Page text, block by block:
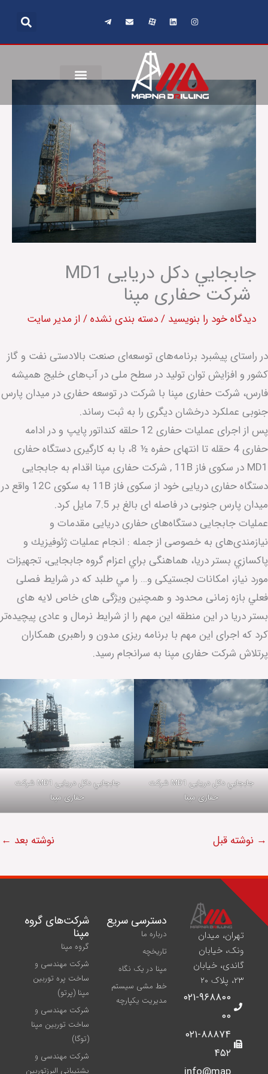
محتوا
جابجايي دکل دریایی MD1
شرکت حفاری مپنا
دیدگاه‌ خود را بنویسید /دسته بندی نشده/ از مدیر سایت
در راستای پیشبرد برنامه‌های توسعه‌ای صنعت بالادستی نفت و گاز
کشور و افزایش توان تولید در سطح ملی در آب‌های خلیج همیشه
فارس، شرکت حفاری مپنا با شرکت در توسعه حفاری در میدان پارس
جنوبی عملکرد درخشان دیگری را به ثبت رساند.
پس از اجرای عملیات حفاری 12 حلقه کنداتور پایپ و در ادامه
حفاری 4 حقله تا انتهای حفره ½ 8، با به کارگیری دستگاه حفاری
MD1 در سکوی فاز 11B , شرکت حفاری مپنا اقدام به جابجایی
دستگاه حفاری دریایی خود از سکوی فاز 11B به سکوی 12C واقع در
میدان پارس جنوبی در فاصله ای بالغ بر 7.5 مایل كرد.
عملیات جابجایی دستگاه‌های حفاری دریایی مقدمات و
نیازمندی‌های به خصوصی از جمله : انجام عمليات ژئوفيزيك و
پاكسازي بستر دريا، هماهنگی براي اعزام گروه جابجایی، تجهیزات
مورد نیاز، امکانات لجستیکی و… را مي طلبد که در شرایط فصلی
فعلي بازه زمانی محدود و همچنین ویژگی های خاص لایه های
بستر دریا در این منطقه این مهم را از شرایط نرمال و عادی پیچیده‌تر
كرد که اجرای این مهم با برنامه ریزی مدون و راهبری همكاران
پرتلاش شركت حفاری مپنا به سرانجام رسيد.
جابجايي دکل دریایی MD1 شرکت
حفاری مپنا
جابجايي دکل دریایی MD1 شرکت
حفاری مپنا
→ نوشته قبل نوشته بعد ←
تهران، میدان
ونک، خیابان
گاندی، خیابان
۲۳، پلاک ۲۰
۰۲۱-۹۶۸۸۰۰
۰۰
۰۲۱-۸۸۸۷۴
۴۵۲
دسترسی سریع
درباره ما
تاریخچه
مپنا در یک نگاه
خط مشی سیستم
مدیریت یکپارچه
شركت‌های گروه
مپنا
گروه مپنا
شرکت مهندسی و
ساخت پره‌ توربین
مپنا (پرتو)
شركت مهندسی و
ساخت توربين مپنا
(توگا)
شركت مهندسی و
پشتيبانی البرزتوربين